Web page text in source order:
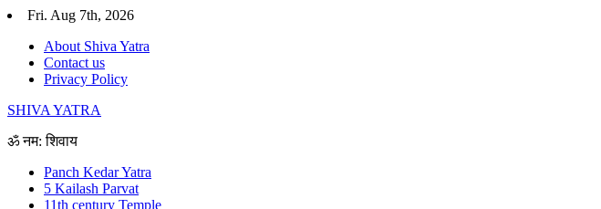
Skip
content
Fri. Aug 7th, 2026
About Shiva Yatra
Contact us
Privacy Policy
SHIVA YATRA
ॐ नम: शिवाय
Panch Kedar Yatra
5 Kailash Parvat
11th century Temple